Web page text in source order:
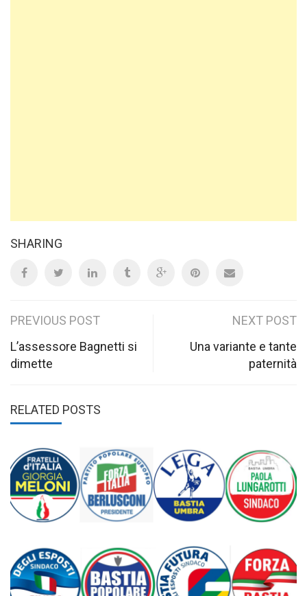
SHARING
Post
navigation
PREVIOUS POST
L’assessore Bagnetti si
dimette
NEXT POST
Una variante e tante
paternità
RELATED POSTS